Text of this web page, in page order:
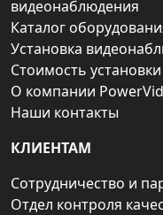
видеонаблюдения
Каталог
Установка
Стоимость
О компании
Наши контакты
КЛИЕНТАМ
Сотрудничество и
Отдел контроля